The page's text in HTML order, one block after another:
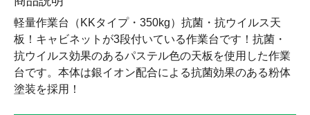
軽量作業台（KKタイプ・350kg）抗菌・抗ウイルス天
板！キャビネットが3段付いている作業台です！抗菌・
抗ウイルス効果のあるパステル色の天板を使用した作業
台です。本体は銀イオン配合による抗菌効果のある粉体
塗装を採用！